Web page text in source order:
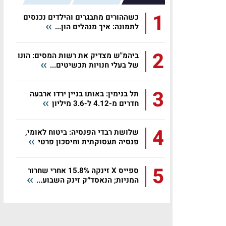
1
כשההורים מתבגרים והילדים נכנסים
לתמונה: איך מנהלים הון...
2
ביהמ"ש מצדיק את רשות המסים: הונו
של בעלי חנויות תכשיטים...
3
תל בנימין: באותו בניין ירדו ארבעה
חדרים מ-4.12 ל-3.6 מיליון
4
שלושת רבדי הפנסיה: ביטוח לאומי,
פנסיה תעסוקתית וחיסכון פרטי
5
ספייס X זינקה 15.8% אחרי שחרור
המניות; הנאסד״ק זינק השבוע...